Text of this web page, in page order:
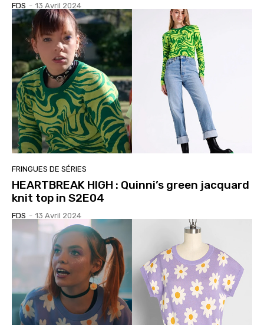
FDS - 13 Avril 2024
FRINGUES DE SÉRIES
HEARTBREAK HIGH : Quinni’s green jacquard
knit top in S2E04
FDS - 13 Avril 2024